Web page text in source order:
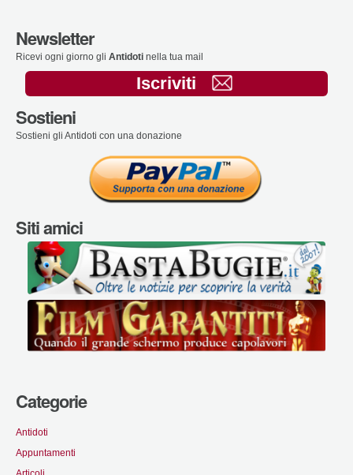
Newsletter
Ricevi ogni giorno gli Antidoti nella tua mail
Iscriviti
Sostieni
Sostieni gli Antidoti con una donazione
Siti amici
Categorie
Antidoti
Appuntamenti
Articoli